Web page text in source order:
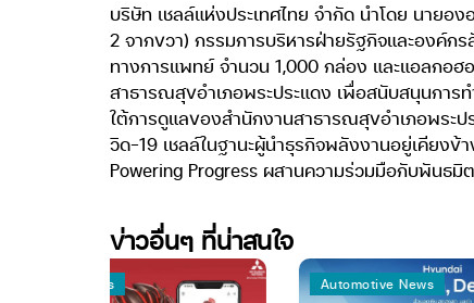
บริษัท เชลล์แห่งประเทศไทย จำกัด นำโดย นายอ
2 จากขวา) กรรมการบริหารฝ่ายรัฐกิจและองค์
ทางการแพทย์ จำนวน 1,000 กล่อง และแอลกอ
สาธารณสุขอำเภอพระประแดง เพื่อสนับสนุนการ
ใต้การดูแลของสำนักงานสาธารณสุขอำเภอพระป
วิด-19 เชลล์ในฐานะผู้นำธุรกิจพลังงานอยู่เคียงข้
Powering Progress ผสานความร่วมมือกับพันธ
ข่าวอื่นๆ ที่น่าสนใจ
Automotive News